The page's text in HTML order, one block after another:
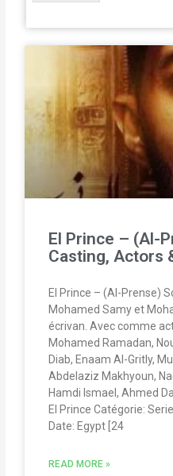
El Prince – (Al-
Casting, Actors
El Prince – (Al-Prense)
Mohamed Samy et
écrivan. Avec comme
Mohamed Ramadan,
Diab, Enaam Al-Gritly,
Abdelaziz Makhyoun,
Hamdi Ismael, Ahmed
El Prince Catégorie:
Date: Egypt [24
READ MORE »